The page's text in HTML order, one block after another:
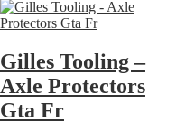
Gilles Tooling –
Axle Protectors
Gta Fr